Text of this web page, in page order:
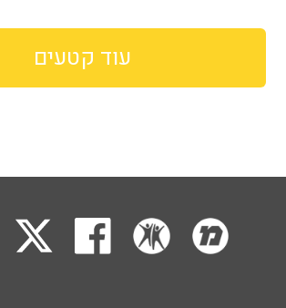
עוד קטעים